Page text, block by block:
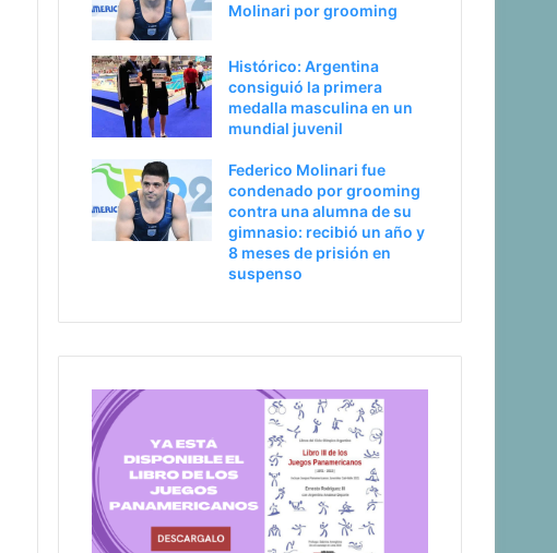
Molinari por grooming
Histórico: Argentina
consiguió la primera
medalla masculina en un
mundial juvenil
Federico Molinari fue
condenado por grooming
contra una alumna de su
gimnasio: recibió un año y
8 meses de prisión en
suspenso